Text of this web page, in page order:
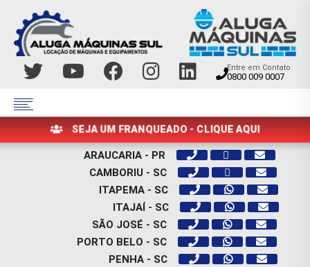
Entre em Contato
0800 009 0007
SEJA UM FRANQUEADO - CLIQUE AQUI
ARAUCARIA - PR
CAMBORIU - SC
ITAPEMA - SC
ITAJAÍ - SC
SÃO JOSÉ - SC
PORTO BELO - SC
PENHA - SC